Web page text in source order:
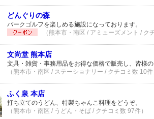
どんぐりの森
パークゴルフを楽しめる施設になっております。
（熊本市・南区 / アミューズメント / ク
文尚堂 熊本店
文具・雑貨・事務用品をお得な価格で販売し、皆様
（熊本市・南区 / ステーショナリー / クチコミ数 10件
ふく泉 本店
打ち立てのうどん、特製ちゃんこ料理をどうぞ。
（熊本市・南区 / うどん・そば / クチコミ数 97件）